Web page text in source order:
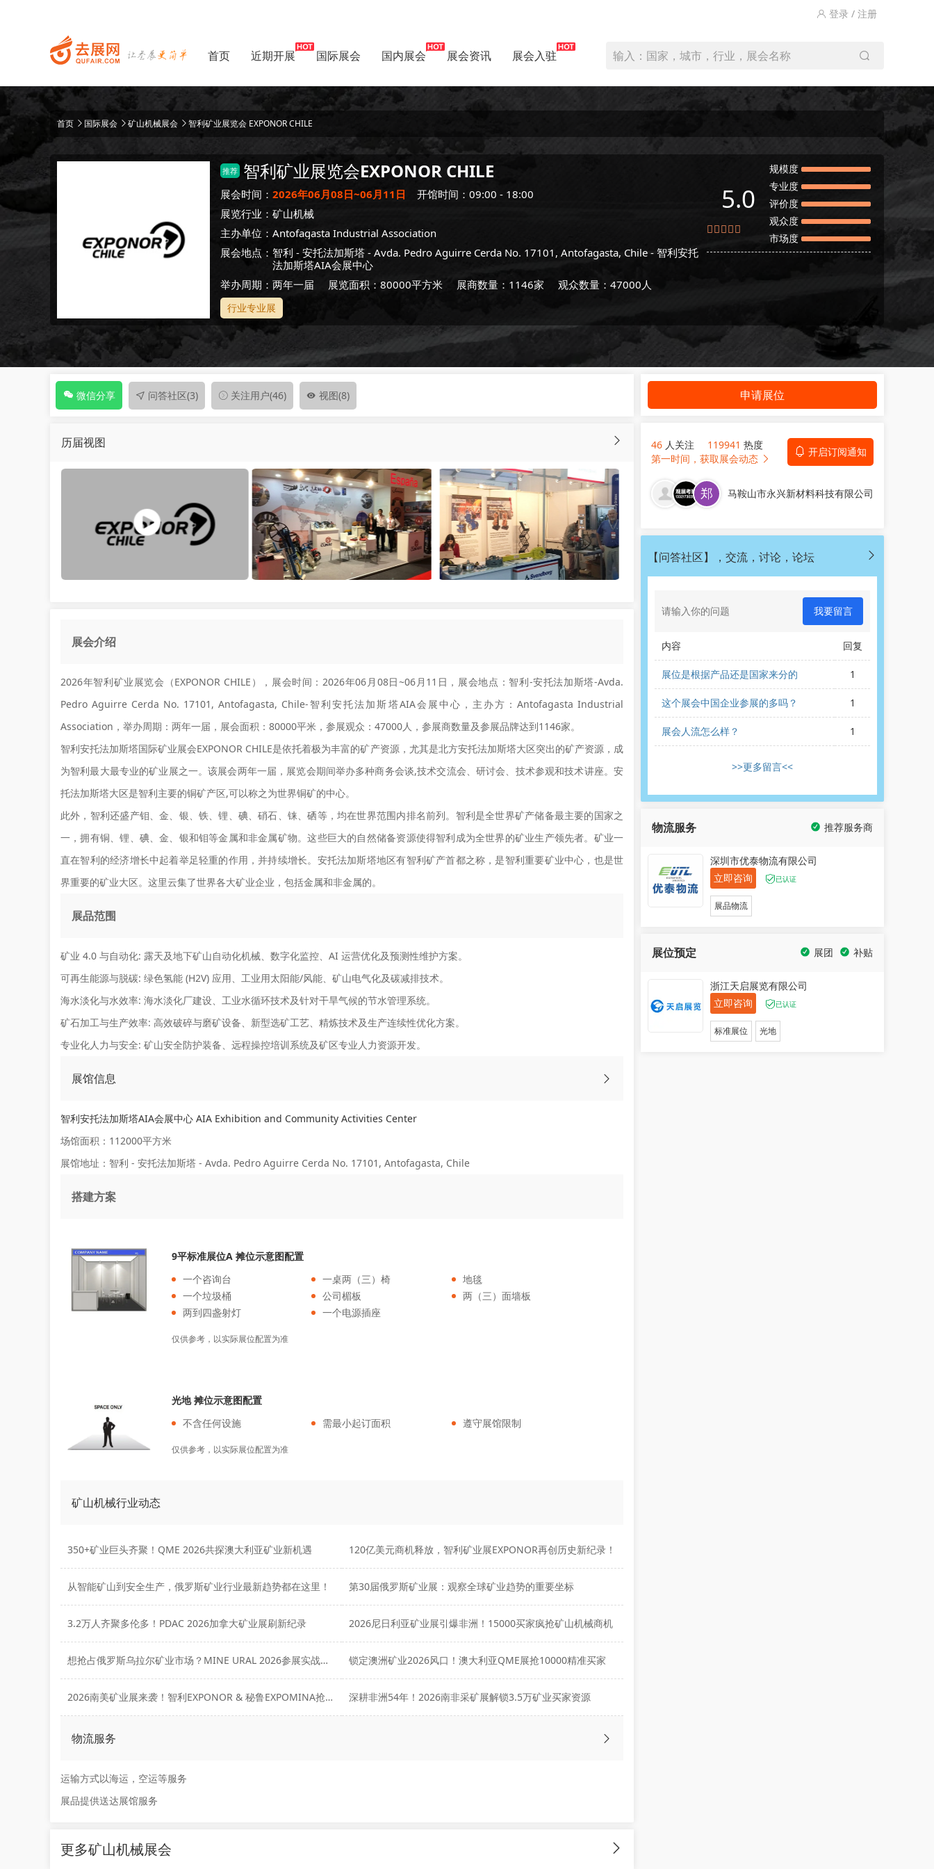
登录 / 注册
首页 近期开展 国际展会 国内展会 展会资讯 展会入驻 输入：国家，城市，行业，展会名称
首页 国际展会 矿山机械展会 智利矿业展览会 EXPONOR CHILE
推荐 智利矿业展览会EXPONOR CHILE
展会时间： 2026年06月08日~06月11日
开馆时间：09:00 - 18:00
展览行业： 矿山机械
主办单位： Antofagasta Industrial Association
展会地点： 智利 - 安托法加斯塔 - Avda. Pedro Aguirre Cerda No. 17101, Antofagasta, Chile - 智利安托
法加斯塔AIA会展中心
举办周期：两年一届
展览面积：80000平方米 展商数量：1146家 观众数量：47000人
行业专业展
5.0
规模度
专业度
评价度
观众度
市场度
微信分享 问答社区(3) 关注用户(46) 视图(8)
历届视图
展会介绍
2026年智利矿业展览会（EXPONOR CHILE），展会时间：2026年06月08日~06月11日，展会地点：智利-安托法加斯塔-Avda.
Pedro Aguirre Cerda No. 17101, Antofagasta, Chile-智利安托法加斯塔AIA会展中心，主办方：Antofagasta Industrial
Association，举办周期：两年一届，展会面积：80000平米，参展观众：47000人，参展商数量及参展品牌达到1146家。
智利安托法加斯塔国际矿业展会EXPONOR CHILE是依托着极为丰富的矿产资源，尤其是北方安托法加斯塔大区突出的矿产资源，成
为智利最大最专业的矿业展之一。该展会两年一届，展览会期间举办多种商务会谈,技术交流会、研讨会、技术参观和技术讲座。安
托法加斯塔大区是智利主要的铜矿产区,可以称之为世界铜矿的中心。
此外，智利还盛产钼、金、银、铁、锂、碘、硝石、铼、硒等，均在世界范围内排名前列。智利是全世界矿产储备最主要的国家之
一，拥有铜、锂、碘、金、银和钼等金属和非金属矿物。这些巨大的自然储备资源使得智利成为全世界的矿业生产领先者。矿业一
直在智利的经济增长中起着举足轻重的作用，并持续增长。安托法加斯塔地区有智利矿产首都之称，是智利重要矿业中心，也是世
界重要的矿业大区。这里云集了世界各大矿业企业，包括金属和非金属的。
展品范围
矿业 4.0 与自动化: 露天及地下矿山自动化机械、数字化监控、AI 运营优化及预测性维护方案。
可再生能源与脱碳: 绿色氢能 (H2V) 应用、工业用太阳能/风能、矿山电气化及碳减排技术。
海水淡化与水效率: 海水淡化厂建设、工业水循环技术及针对干旱气候的节水管理系统。
矿石加工与生产效率: 高效破碎与磨矿设备、新型选矿工艺、精炼技术及生产连续性优化方案。
专业化人力与安全: 矿山安全防护装备、远程操控培训系统及矿区专业人力资源开发。
展馆信息
智利安托法加斯塔AIA会展中心 AIA Exhibition and Community Activities Center
场馆面积：112000平方米
展馆地址：智利 - 安托法加斯塔 - Avda. Pedro Aguirre Cerda No. 17101, Antofagasta, Chile
搭建方案
9平标准展位A 摊位示意图配置
一个咨询台
一桌两（三）椅
地毯
一个垃圾桶
公司楣板
两（三）面墙板
两到四盏射灯
一个电源插座
仅供参考，以实际展位配置为准
光地 摊位示意图配置
不含任何设施
需最小起订面积 遵守展馆限制
仅供参考，以实际展位配置为准
矿山机械行业动态
350+矿业巨头齐聚！QME 2026共探澳大利亚矿业新机遇 120亿美元商机释放，智利矿业展EXPONOR再创历史新纪录！
从智能矿山到安全生产，俄罗斯矿业行业最新趋势都在这里！ 第30届俄罗斯矿业展：观察全球矿业趋势的重要坐标
3.2万人齐聚多伦多！PDAC 2026加拿大矿业展刷新纪录 2026尼日利亚矿业展引爆非洲！15000买家疯抢矿山机械商机
想抢占俄罗斯乌拉尔矿业市场？MINE URAL 2026参展实战指南 锁定澳洲矿业2026风口！澳大利亚QME展抢10000精准买家
2026南美矿业展来袭！智利EXPONOR & 秘鲁EXPOMINA抢占万亿商机 深耕非洲54年！2026南非采矿展解锁3.5万矿业买家资源
物流服务
运输方式以海运，空运等服务
展品提供送达展馆服务
更多矿山机械展会
申请展位
46 人关注 119941 热度
开启订阅通知
第一时间，获取展会动态
马鞍山市永兴新材料科技有限公司
【问答社区】，交流，讨论，论坛
我要留言
内容 回复
展位是根据产品还是国家来分的 1
这个展会中国企业参展的多吗？ 1
展会人流怎么样？ 1
>>更多留言<<
物流服务 推荐服务商
深圳市优泰物流有限公司
立即咨询
已认证
展品物流
展位预定 补贴
展团
浙江天启展览有限公司
立即咨询
已认证
标准展位 光地